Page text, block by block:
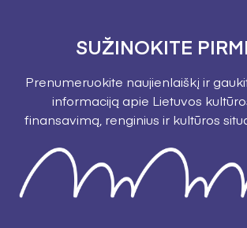
SUŽINOKITE
Prenumeruokite naujienlaiškį ir
informaciją apie Lietuvos
finansavimą, renginius ir kultūros